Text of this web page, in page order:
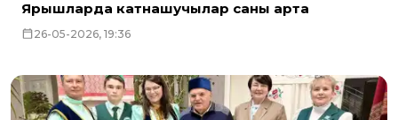
Ярышларда катнашучылар саны арта
26-05-2026, 19:36